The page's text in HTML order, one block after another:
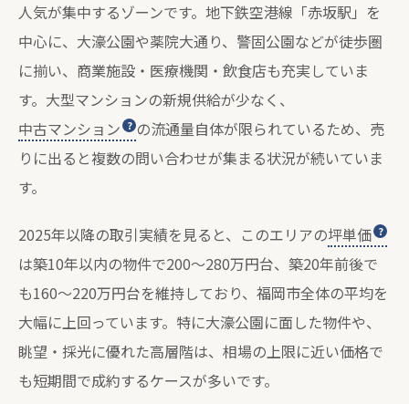
人気が集中するゾーンです。地下鉄空港線「赤坂駅」を
中心に、大濠公園や薬院大通り、警固公園などが徒歩圏
に揃い、商業施設・医療機関・飲食店も充実していま
す。大型マンションの新規供給が少なく、
中古マンション
の流通量自体が限られているため、売
りに出ると複数の問い合わせが集まる状況が続いていま
す。
2025年以降の取引実績を見ると、このエリアの坪単価
は築10年以内の物件で200〜280万円台、築20年前後で
も160〜220万円台を維持しており、福岡市全体の平均を
大幅に上回っています。特に大濠公園に面した物件や、
眺望・採光に優れた高層階は、相場の上限に近い価格で
も短期間で成約するケースが多いです。